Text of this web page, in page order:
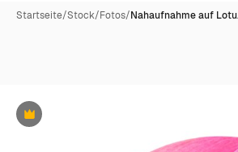
Startseite/Stock/Fotos/Nahaufnahme auf
Premium